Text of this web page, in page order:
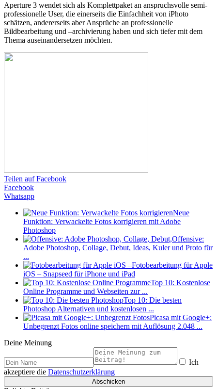
Aperture 3 wendet sich als Komplettpaket an anspruchsvolle semi-
professionelle User, die einerseits die Einfachheit von iPhoto
schätzen, andererseits aber Ansprüche an professionelle
Bildbearbeitung und –archivierung haben und sich tiefer mit dem
Thema auseinandersetzen möchten.
Teilen auf Facebook
Facebook
Whatsapp
Neue
Funktion: Verwackelte Fotos korrigieren mit Adobe
Photoshop
Offensive:
Adobe Photoshop, Collage, Debut, Ideas, Kuler und Proto für
...
Fotobearbeitung für Apple
iOS – Snapseed für iPhone und iPad
Top 10: Kostenlose
Online Programme und Webseiten zur ...
Top 10: Die besten
Photoshop Alternativen und kostenlosen ...
Picasa mit Google+:
Unbegrenzt Fotos online speichern mit Auflösung 2.048 ...
Deine Meinung
Ich
akzeptiere die Datenschutzerklärung